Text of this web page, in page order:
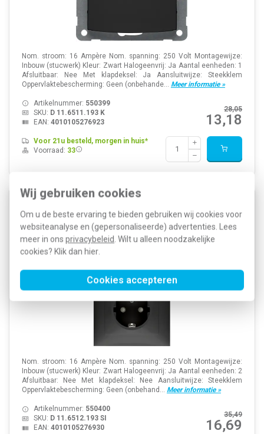
Wij gebruiken cookies
Om u de beste ervaring te bieden gebruiken wij cookies voor
websiteanalyse en (gepersonaliseerde) advertenties. Lees
meer in ons privacybeleid . Wilt u alleen noodzakelijke
cookies? Klik dan hier
Cookies accepteren
Nom. stroom: 16 Ampère Nom. spanning: 250 Volt Montagewijze:
Inbouw (stucwerk) Kleur: Zwart Halogeenvrij: Ja Aantal eenheden: 1
Afsluitbaar: Nee Met klapdeksel: Ja Aansluitwijze: Steekklem
Oppervlaktebescherming: Geen (onbehande... Meer informatie »
28,05
13,18
Artikelnummer: 550399
SKU: D 11.6511.193 K
EAN: 4010105276923
Voor 21u besteld, morgen in huis*
Voorraad: 33
randaarde kindveilig Badora zwart mat
Nom. stroom: 16 Ampère Nom. spanning: 250 Volt Montagewijze:
Inbouw (stucwerk) Kleur: Zwart Halogeenvrij: Ja Aantal eenheden: 2
Afsluitbaar: Nee Met klapdeksel: Nee Aansluitwijze: Steekklem
Oppervlaktebescherming: Geen (onbehand... Meer informatie »
35,49
16,69
Artikelnummer: 550400
SKU: D 11.6512.193 SI
EAN: 4010105276930